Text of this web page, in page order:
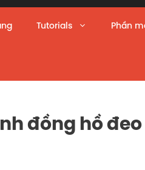
Tutorials Phần
đồng hồ